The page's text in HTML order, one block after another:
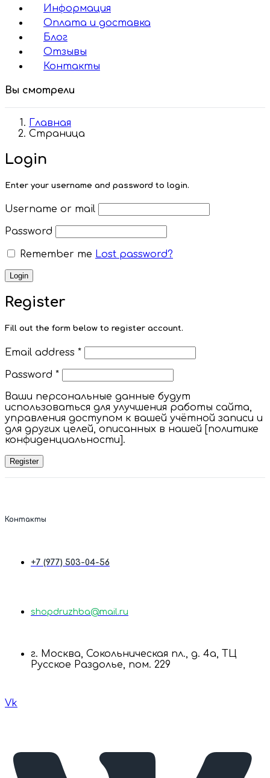
Информация
Оплата и доставка
Блог
Отзывы
Контакты
Вы смотрели
Главная
Страница
Login
Enter your username and password to login.
Username or mail
Password
Remember me Lost password?
Login
Register
Fill out the form below to register account.
Email address *Required
Password *Required
Ваши персональные данные будут
использоваться для улучшения работы сайта,
управления доступом к вашей учётной записи и
для других целей, описанных в нашей [политике
конфиденциальности].
Register
Контакты
+7 (977) 503-04-56
shopdruzhba@mail.ru
г. Москва, Сокольническая пл., д. 4а, ТЦ
Русское Раздолье, пом. 229
Vk